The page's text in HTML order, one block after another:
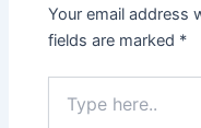
Your email address
fields are marked *
here..